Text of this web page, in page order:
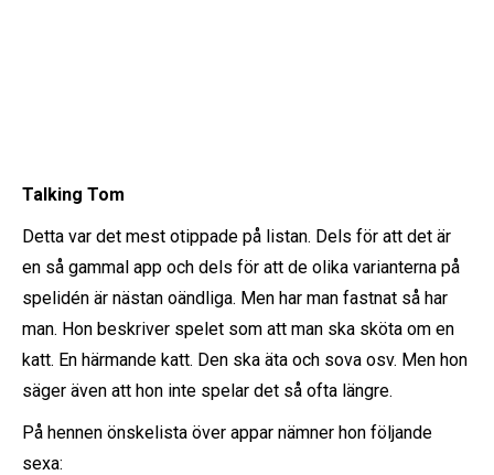
Talking Tom
Detta var det mest otippade på listan. Dels för att det är
en så gammal app och dels för att de olika varianterna på
spelidén är nästan oändliga. Men har man fastnat så har
man. Hon beskriver spelet som att man ska sköta om en
katt. En härmande katt. Den ska äta och sova osv. Men hon
säger även att hon inte spelar det så ofta längre.
På hennen önskelista över appar nämner hon följande
sexa: